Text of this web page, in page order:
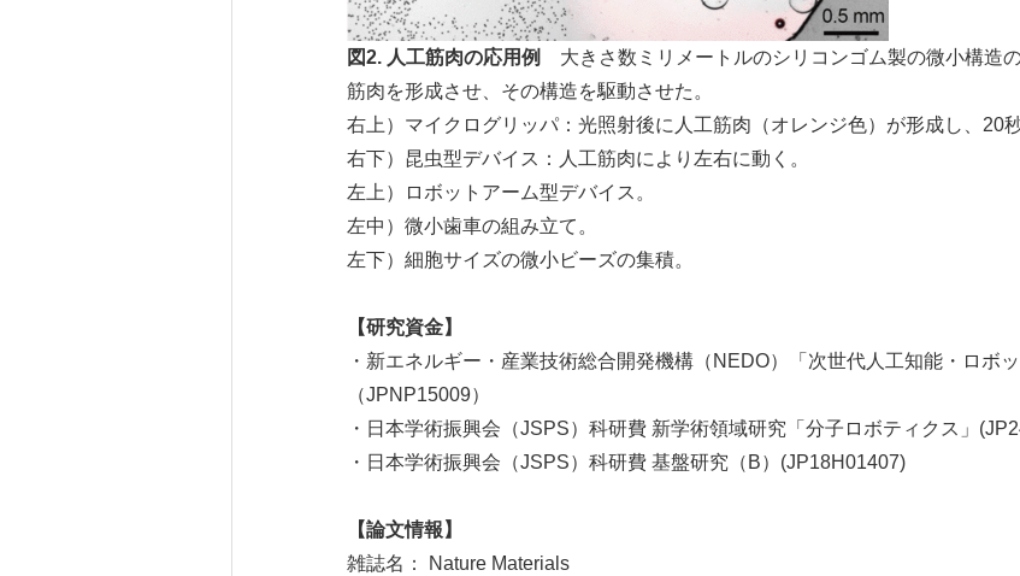
図2. 人工筋肉の応用例
大きさ数ミリメートルのシリコンゴム製の微小構造
筋肉を形成させ、その構造を駆動させた。
右上）マイクログリッパ：光照射後に人工筋肉（オレンジ色）が形成し、20
右下）昆虫型デバイス：人工筋肉により左右に動く。
左上）ロボットアーム型デバイス。
左中）微小歯車の組み立て。
左下）細胞サイズの微小ビーズの集積。
【研究資金】
・新エネルギー・産業技術総合開発機構（NEDO）「次世代人工知能・ロボッ
（JPNP15009）
・日本学術振興会（JSPS）科研費 新学術領域研究「分子ロボティクス」
・日本学術振興会（JSPS）科研費 基盤研究（B）(JP18H01407)
【論文情報】
雑誌名： Nature Materials